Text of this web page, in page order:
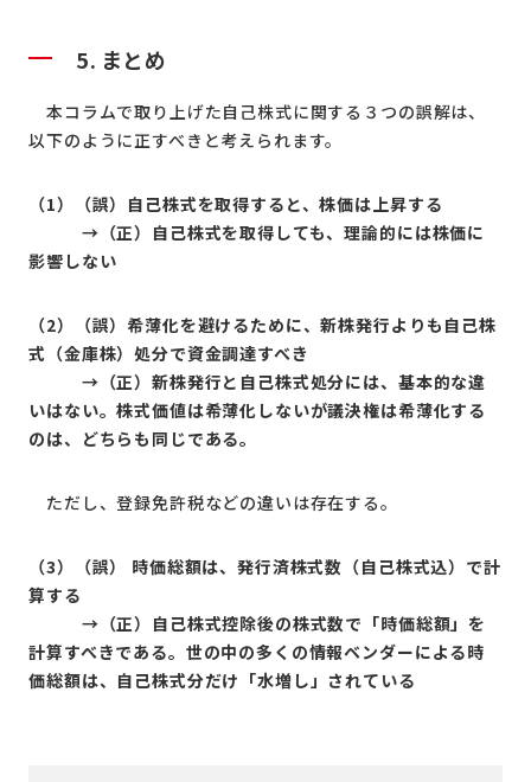
5. まとめ
本コラムで取り上げた自己株式に関する３つの誤解は、
以下のように正すべきと考えられます。
（1）（誤）自己株式を取得すると、株価は上昇する
→（正）自己株式を取得しても、理論的には株価に
影響しない
（2）（誤）希薄化を避けるために、新株発行よりも自己株
式（金庫株）処分で資金調達すべき
→（正）新株発行と自己株式処分には、基本的な違
いはない。株式価値は希薄化しないが議決権は希薄化する
のは、どちらも同じである。
ただし、登録免許税などの違いは存在する。
（3）（誤） 時価総額は、発行済株式数（自己株式込）で計
算する
→（正）自己株式控除後の株式数で「時価総額」を
計算すべきである。世の中の多くの情報ベンダーによる時
価総額は、自己株式分だけ「水増し」されている